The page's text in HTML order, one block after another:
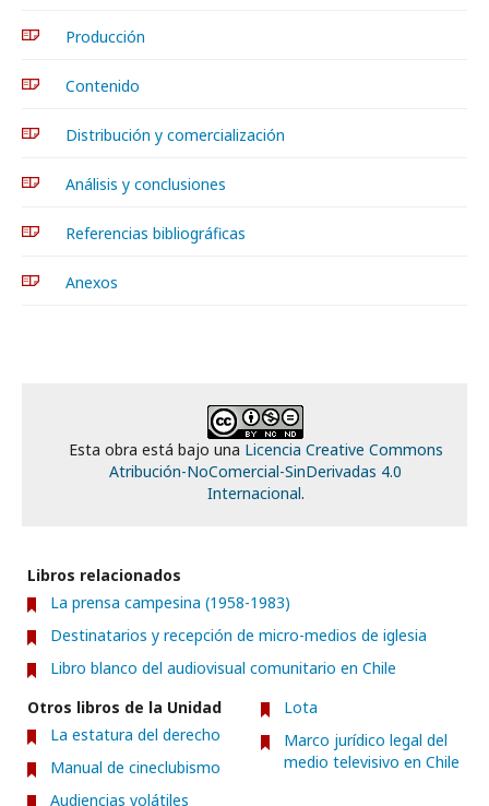
Producción
Contenido
Distribución y comercialización
Análisis y conclusiones
Referencias bibliográficas
Anexos
Esta obra está bajo una Licencia Creative Commons
Atribución-NoComercial-SinDerivadas 4.0
Internacional.
Libros relacionados
La prensa campesina (1958-1983)
Destinatarios y recepción de micro-medios de iglesia
Libro blanco del audiovisual comunitario en Chile
Otros libros de la Unidad
La estatura del derecho
Manual de cineclubismo
Audiencias volátiles
Lota
Marco jurídico legal del
medio televisivo en Chile